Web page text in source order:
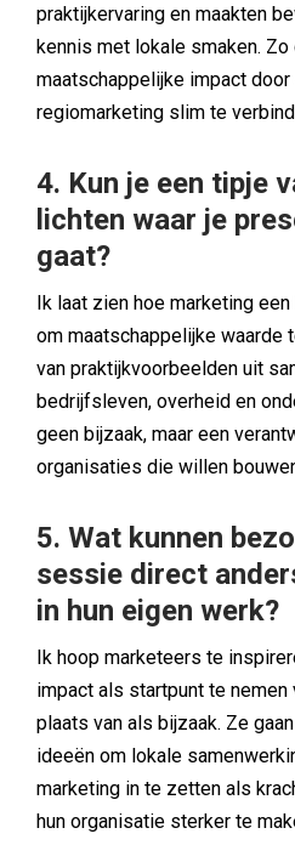
praktijkervaring en maakten
kennis met lokale smaken.
maatschappelijke impact
regiomarketing slim te
4. Kun je een tipje
lichten waar je
gaat?
Ik laat zien hoe marketing
om maatschappelijke waarde
van praktijkvoorbeelden uit
bedrijfsleven, overheid en
geen bijzaak, maar een
organisaties die willen
5. Wat kunnen
sessie direct
in hun eigen werk?
Ik hoop marketeers te
impact als startpunt te nemen
plaats van als bijzaak. Ze
ideeën om lokale
marketing in te zetten als
hun organisatie sterker te